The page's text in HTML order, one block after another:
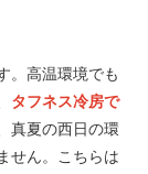
。高温環境でも
タフネス冷房で
真夏の西日の環
せん。こちらは